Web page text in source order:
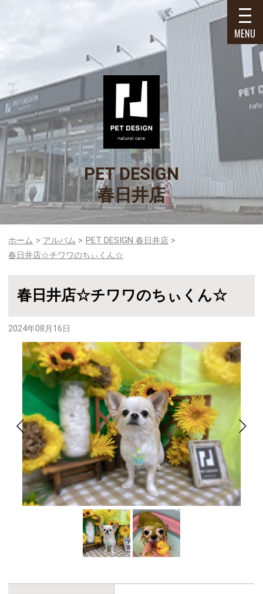
PET DESIGN
春日井店
MENU
ホーム アルバム
PET DESIGN 春日井店
春日井店☆チワワのちぃくん☆
春日井店☆チワワのちぃくん☆
2024年08月16日